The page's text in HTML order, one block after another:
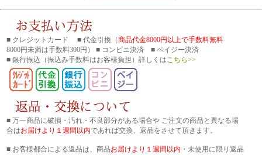
■ クレジットカード ■ 代金引換（商品代金8000円以上で手数料無料
8000円未満は手数料300円） ■ コンビニ決済 ■ ペイジー決済
■ 銀行振込 （振込み手数料はお客様負担）詳しくは こちら>>
■ 万一商品に破損・汚れ・不良部分がある場合や ご注文の商品と異なる場
合はお届けより１週間以内であれば交換、返品をさせて頂きます。
■ お客様都合による返品は、商品お届けより１週間以内 ・未使用に限り返品